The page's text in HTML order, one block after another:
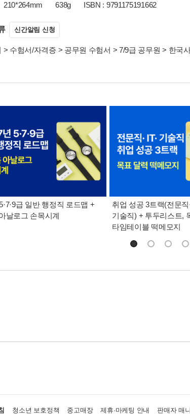
210*264mm 638g ISBN : 9791175191662
신간알림 신청
> 수험서/자격증 > 공무원 수험서 > 7/9급 공무원 > 한국
급 일반 행정직 로드맵 +
날로그 손목시계
취업 성공 3트랙(전문직
기술직) + 투두리스트,
타임테이블 떡메모지
청소년 보호정책 중고매장 제휴·마케팅 안내 판매자 매